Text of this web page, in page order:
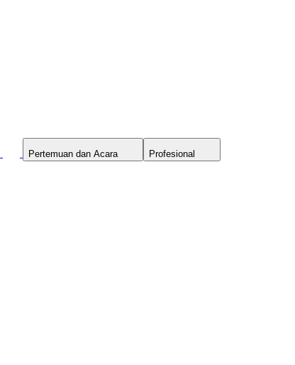
Pertemuan dan Acara Profesional